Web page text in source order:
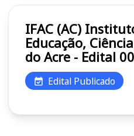
IFAC (AC) Instituto Federal de
Educação,
do Acre - Edital
Edital Publicado